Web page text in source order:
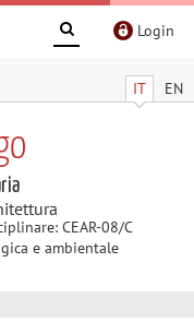
Login
IT EN
CEAR-08/C
e ambientale